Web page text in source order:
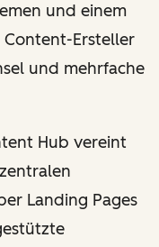
und einem
Ersteller
und mehrfache
Hub vereint
Landing Pages